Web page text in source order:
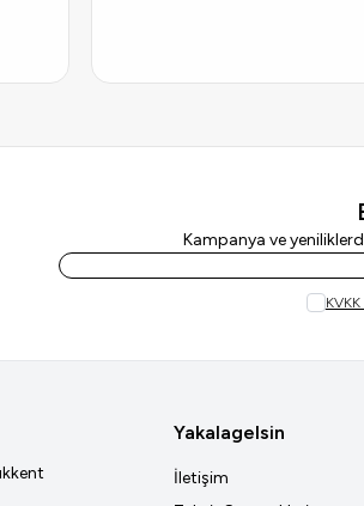
Kampanya ve
Yakalagelsin
İletişim